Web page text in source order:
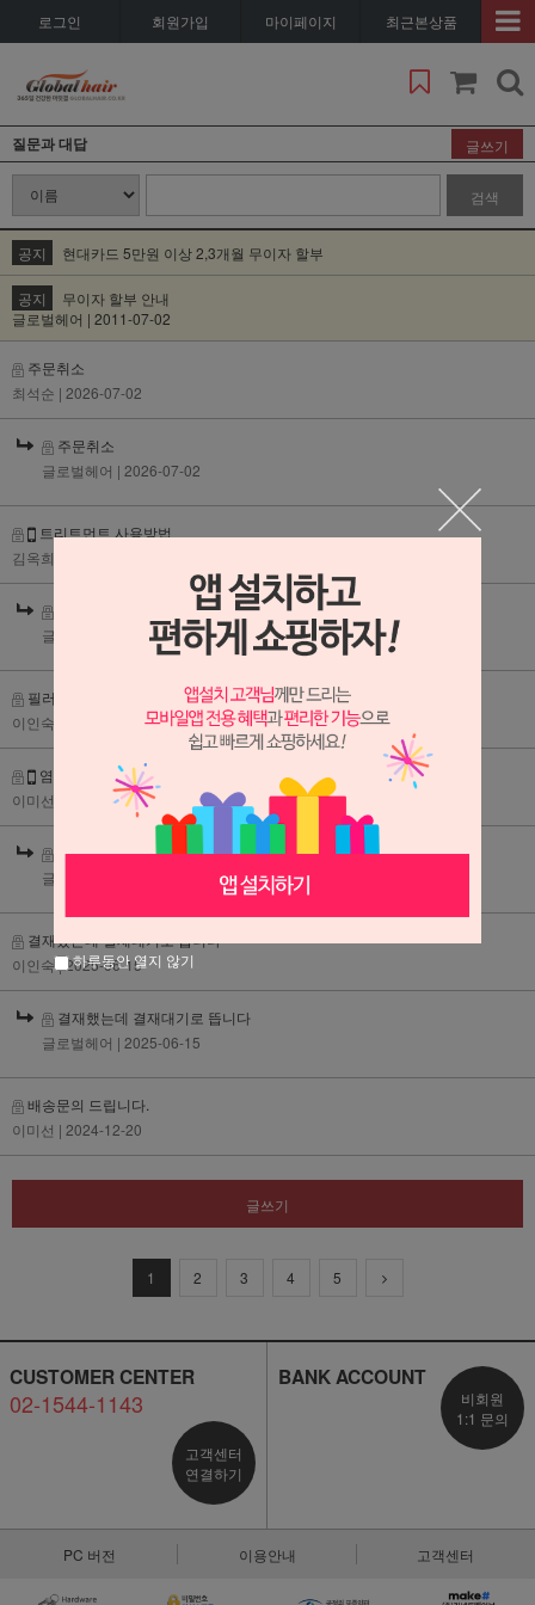
로그인 회원가입 마이페이지 최근본상품
질문과 대답 글쓰기
검색
공지 현대카드 5만원 이상 2,3개월 무이자 할부
공지
무이자 할부 안내
글로벌헤어 | 2011-07-02
주문취소
최석순 | 2026-07-02
주문취소
글로벌헤어 | 2026-07-02
트리트먼트 사용방법
김옥희
글로벌헤어
| 2026-03-12
필러내추럴 헤나 브라운과 다크브라운 섞어써도 괜찮을까요
이인숙
염색붓. 귀마개는 안주셔도 될것같아요.
이미선
| 2025-10-30
염색붓. 귀마개는 안주셔도 될것같아요.
글로벌헤어
결재했는데 결재대기로 뜹니다
이인숙 | 2025-06-15
결재했는데 결재대기로 뜹니다
글로벌헤어 | 2025-06-15
배송문의 드립니다.
이미선 | 2024-12-20
글쓰기
1 2 3 4 5
CUSTOMER CENTER
02-1544-1143
고객센터
연결하기
BANK ACCOUNT
비회원
1:1 문의
PC 버전 이용안내 고객센터
하루동안 열지 않기